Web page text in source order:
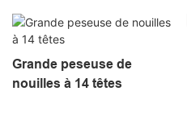
Peseur de alimentation de